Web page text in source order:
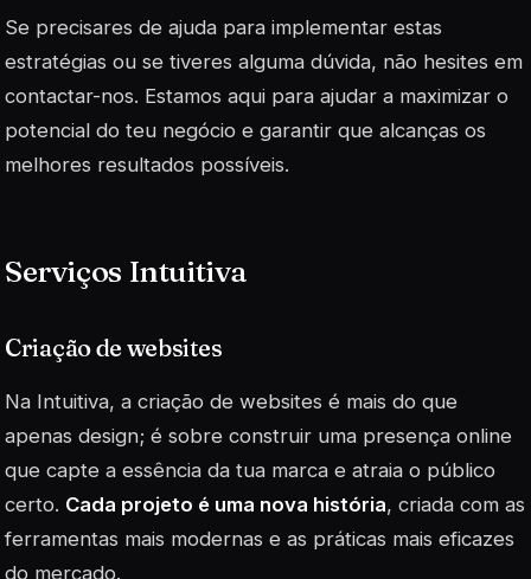
Se precisares de ajuda para implementar estas
estratégias ou se tiveres alguma dúvida, não hesites em
contactar-nos. Estamos aqui para ajudar a maximizar o
potencial do teu negócio e garantir que alcanças os
melhores resultados possíveis.
Serviços Intuitiva
Criação de websites
Na Intuitiva, a criação de websites é mais do que
apenas design; é sobre construir uma presença online
que capte a essência da tua marca e atraia o público
certo. Cada projeto é uma nova história, criada com as
ferramentas mais modernas e as práticas mais eficazes
do mercado.